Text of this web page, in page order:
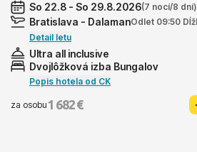
So 22.8 - So 29.8.2026(7 nocí/8 dní)
Bratislava - DalamanOdlet 09:50
Detail letu
Ultra all inclusive
Dvojlôžková izba Bungalov
Popis hotela od CK
za osobu 1 682 €